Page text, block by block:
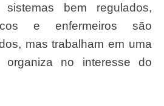
sistemas bem regulados,
e enfermeiros são
mas trabalham em uma
organiza no interesse do